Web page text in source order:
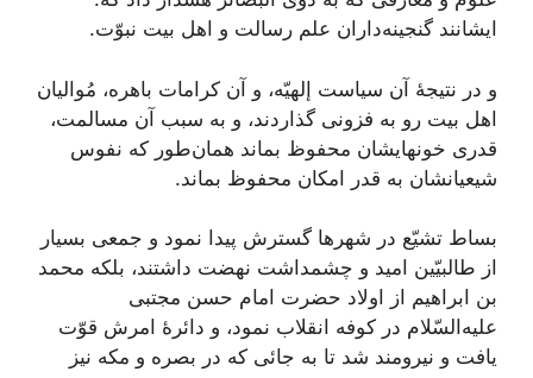
ايشانند گنجينه‌داران‌ علم‌ رسالت‌ و اهل‌ بيت‌ نبوّت‌.
و در نتيجۀ آن‌ سياست‌ إلهيّه‌، و آن‌ کرامات‌ باهره‌، مُواليان‌
اهل‌ بيت‌ رو به‌ فزونی گذاردند، و به‌ سبب‌ آن‌ مسالمت‌،
قدری خونهايشان‌ محفوظ‌ بماند همان‌طور که‌ نفوس‌
شيعيانشان‌ به‌ قدر امکان‌ محفوظ‌ بماند.
بساط‌ تشيّع‌ در شهرها گسترش‌ پيدا نمود و جمعی بسيار
از طالبيّين‌ اميد و چشمداشت‌ نهضت‌ داشتند، بلکه‌ محمد
بن‌ ابراهيم‌ از اولاد حضرت‌ امام‌ حسن‌ مجتبی
عليه‌السّلام در کوفه‌ انقلاب‌ نمود، و دائرۀ امرش‌ قوّت‌
يافت‌ و نيرومند شد تا به‌ جائی که‌ در بصره‌ و مکه‌ نيز